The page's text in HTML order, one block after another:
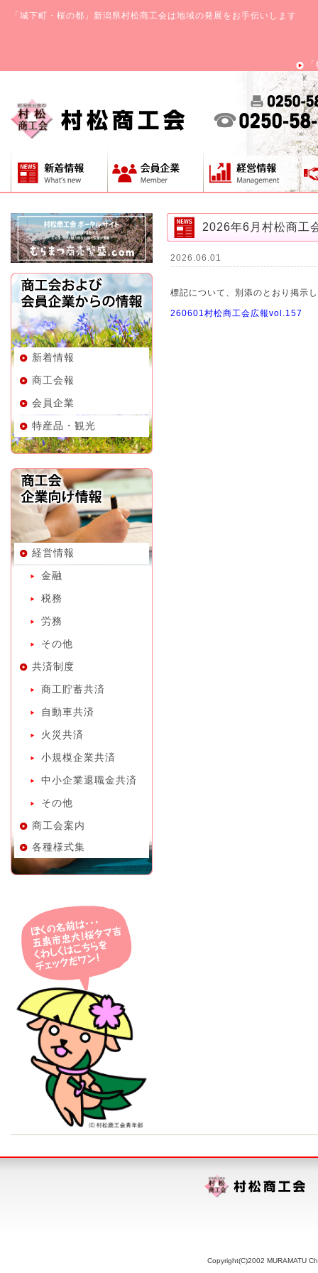
「城下町・桜の都」新潟県村松商工会は地域の発展をお手伝いします
新着情報
商工会報
会員企業
特産品・観光
経営情報
金融
税務
労務
その他
共済制度
商工貯蓄共済
自動車共済
火災共済
小規模企業共済
中小企業退職金共済
その他
商工会案内
各種様式集
2026年6月村松商工
2026.06.01
標記について、別添のとおり掲示
260601村松商工会広報vol.157
Copyright(C)2002 MURAMATU